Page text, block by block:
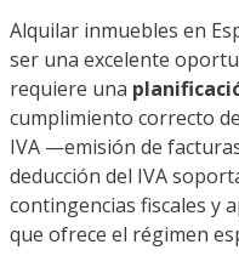
Alquilar inmuebles en
ser una excelente
requiere una
cumplimiento correcto
IVA —emisión de
deducción del IVA
contingencias fiscales y
que ofrece el régimen